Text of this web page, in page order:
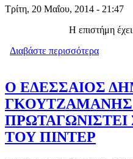
Τρίτη, 20 Μαΐου, 2014 - 21:47
Η επιστήμη
Διαβάστε περισσότερα
Ο ΕΔΕΣΣΑΙΟΣ
ΓΚΟΥΤΖΑΜΑΝΗΣ
ΤΟΥ ΠΙΝΤΕΡ